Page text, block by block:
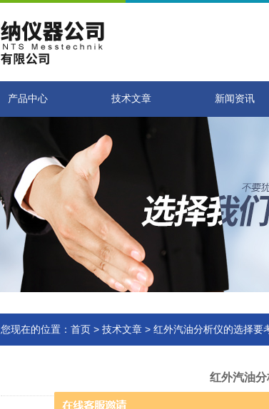
产品中心 技术文章 新闻资讯
您现在的位置： 首页 > 技术文章 > 红外汽油分析仪的选择要
红外汽油